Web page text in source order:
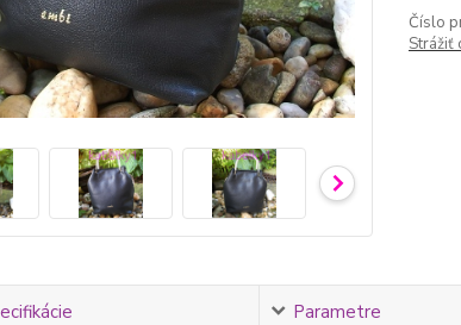
Číslo
Strážiť
Parametre